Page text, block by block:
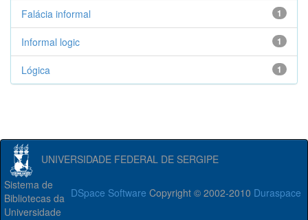
1
Falácia informal
1
Informal logic
1
Lógica
UNIVERSIDADE FEDERAL DE SERGIPE
DSpace Software Copyright © 2002-2010 Duraspace
Sistema de
Bibliotecas da
Universidade